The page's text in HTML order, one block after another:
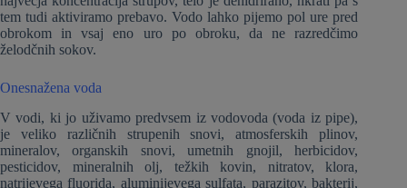
tem tudi aktiviramo prebavo. Vodo lahko pijemo pol ure pred
obrokom in vsaj eno uro po obroku, da ne razredčimo
želodčnih sokov.
Onesnažena voda
V vodi, ki jo uživamo predvsem iz vodovoda (voda iz pipe),
je veliko različnih strupenih snovi, atmosferskih plinov,
mineralov, organskih snovi, umetnih gnojil, herbicidov,
pesticidov, mineralnih olj, težkih kovin, nitratov, klora,
natrijevega fluorida, aluminijevega sulfata, parazitov, bakterij,